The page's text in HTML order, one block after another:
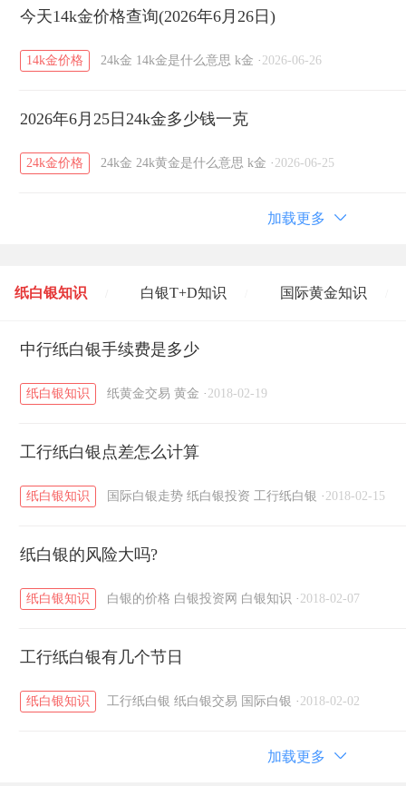
今天14k金价格查询(2026年6月26日)
14k金价格 24k金 14k金是什么意思 k金 · 2026-06-26
2026年6月25日24k金多少钱一克
24k金价格 24k金 24k黄金是什么意思 k金 · 2026-06-25
加载更多
纸白银知识 白银T+D知识 国际黄金知识
黄金T+D知识 / 粤贵银知识
中行纸白银手续费是多少
纸白银知识 纸黄金交易 黄金 · 2018-02-19
工行纸白银点差怎么计算
纸白银知识 国际白银走势 纸白银投资 工行纸白银 · 2018-02-15
纸白银的风险大吗?
纸白银知识 白银的价格 白银投资网 白银知识 · 2018-02-07
工行纸白银有几个节日
纸白银知识 工行纸白银 纸白银交易 国际白银 · 2018-02-02
加载更多